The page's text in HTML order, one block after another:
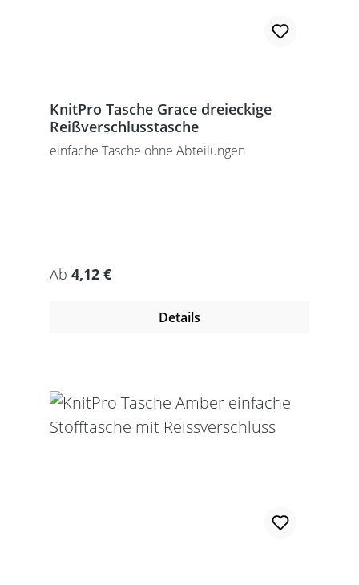
KnitPro Tasche Grace dreieckige
Reißverschlusstasche
einfache Tasche ohne Abteilungen
Regulärer Preis:
Ab 4,12 €
Details